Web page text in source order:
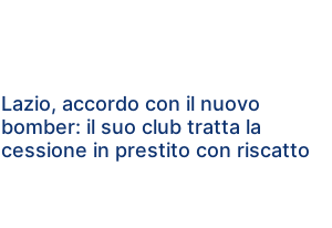
Lazio, accordo con il nuovo
bomber: il suo club tratta la
cessione in prestito con riscatto